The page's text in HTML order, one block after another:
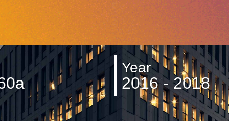
Year
2016 - 2018